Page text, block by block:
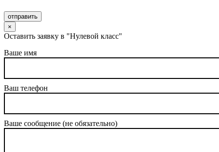
отправить
×
Оставить заявку в "Нулевой класс"
Ваше имя
Ваш телефон
Ваше сообщение (не обязательно)